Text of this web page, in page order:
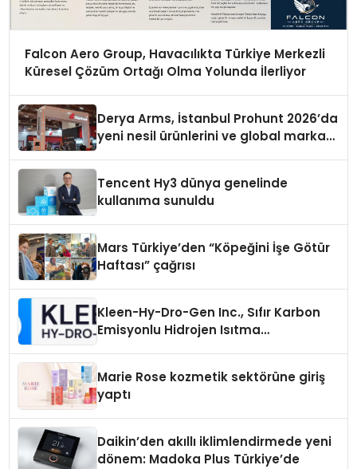
Falcon Aero Group, Havacılıkta Türkiye Merkezli
Küresel Çözüm Ortağı Olma Yolunda İlerliyor
Derya Arms, İstanbul Prohunt 2026’da
yeni nesil ürünlerini ve global marka
Tencent Hy3 dünya genelinde
kullanıma sunuldu
Mars Türkiye’den “Köpeğini İşe Götür
Haftası” çağrısı
Kleen-Hy-Dro-Gen Inc., Sıfır Karbon
Emisyonlu Hidrojen Isıtma
Marie Rose kozmetik sektörüne giriş
yaptı
Daikin’den akıllı iklimlendirmede yeni
dönem: Madoka Plus Türkiye’de